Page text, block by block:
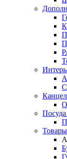
Посуда